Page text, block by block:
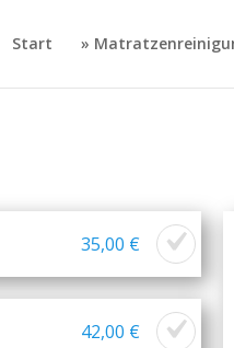
Start »
35,00 €
42,00 €